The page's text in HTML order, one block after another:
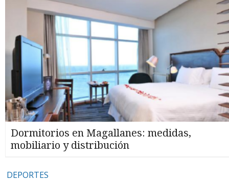
Dormitorios en Magallanes: medidas,
mobiliario y distribución
DEPORTES